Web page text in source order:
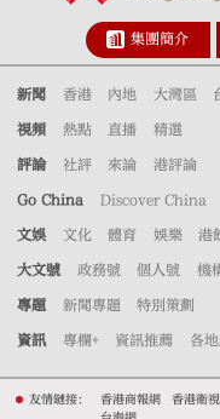
集團簡介
新聞 香港 內地 大灣區
視頻 熱點 直播 精選
評論 社評 來論 港評論
Go China Discover China
文娛 文化 體育 娛樂 港
大文號 政務號 個人號 機
專題 新聞專題 特別策劃
資訊 專欄+ 資訊推薦 各
友情鏈接： 香港商報網 香港衛視